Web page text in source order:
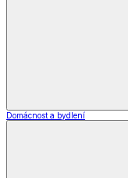
Domácnost a bydlení